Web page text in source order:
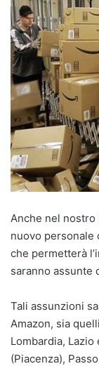
Anche nel nostro
nuovo personale
che permetterà
saranno assunte
Tali assunzioni
Amazon, sia
Lombardia,
(Piacenza),